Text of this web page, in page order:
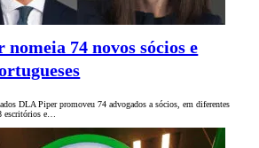
74 novos sócios e
DLA Piper promoveu 74 advogados a sócios, em diferentes
escritórios e…